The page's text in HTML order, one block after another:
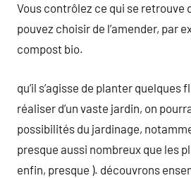
Vous contrôlez ce qui se retrouve
pouvez choisir de l’amender, par
compost bio.
qu’il s’agisse de planter quelques
réaliser d’un vaste jardin, on
possibilités du jardinage,
presque aussi nombreux que les
enfin, presque ). découvrons